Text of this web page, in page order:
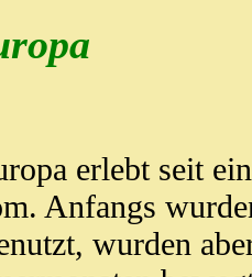
erlebt seit
Anfangs
wurden